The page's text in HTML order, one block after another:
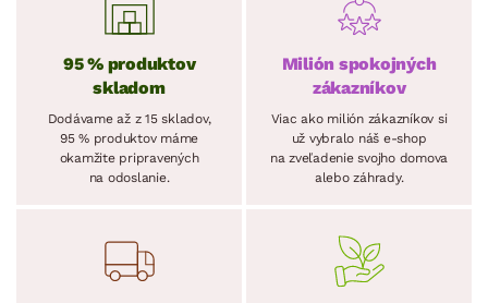
95 % produktov
skladom
Dodávame až z 15 skladov,
95 % produktov máme
okamžite pripravených
na odoslanie.
Milión spokojných
zákazníkov
Viac ako milión zákazníkov si
už vybralo náš e-shop
na zveľadenie svojho domova
alebo záhrady.